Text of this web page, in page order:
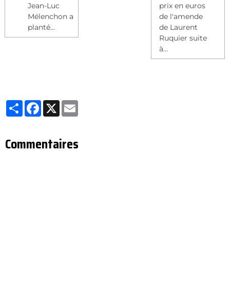
Jean-Luc
Mélenchon a
planté...
prix en euros
de l'amende
de Laurent
Ruquier suite
à...
Partager
Facebook
X
Commentaires